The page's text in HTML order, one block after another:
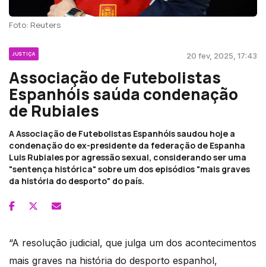
Foto: Reuters
JUSTIÇA 20 fev, 2025, 17:43
Associação de Futebolistas
Espanhóis saúda condenação
de Rubiales
A Associação de Futebolistas Espanhóis saudou hoje a
condenação do ex-presidente da federação de Espanha
Luis Rubiales por agressão sexual, considerando ser uma
"sentença histórica" sobre um dos episódios "mais graves
da história do desporto" do país.
“A resolução judicial, que julga um dos acontecimentos
mais graves na história do desporto espanhol,